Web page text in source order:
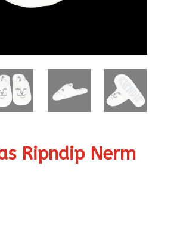
Ripndip Nerm